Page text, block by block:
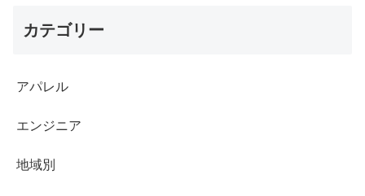
カテゴリー
アパレル
エンジニア
地域別